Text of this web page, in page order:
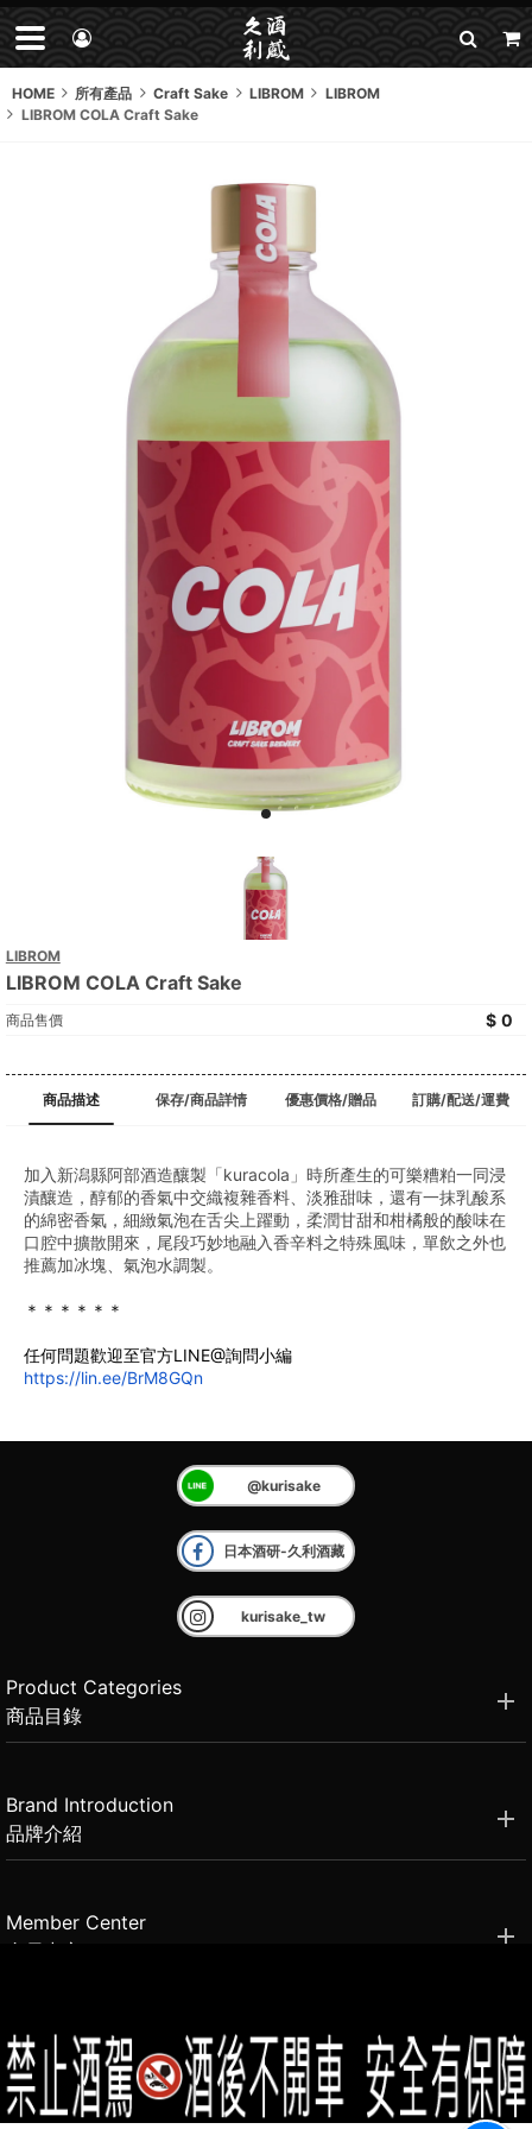
HOME 所有產品 Craft Sake LIBROM
LIBROM
LIBROM COLA Craft Sake
LIBROM
LIBROM COLA Craft Sake
商品售價 0
商品描述 保存/商品詳情 優惠價格/贈品 訂購/配送/運費
加入新潟縣阿部酒造釀製「kuracola」時所產生的可樂糟粕一同浸
漬釀造，醇郁的香氣中交織複雜香料、淡雅甜味，還有一抹乳酸系
的綿密香氣，細緻氣泡在舌尖上躍動，柔潤甘甜和柑橘般的酸味在
口腔中擴散開來，尾段巧妙地融入香辛料之特殊風味，單飲之外也
推薦加冰塊、氣泡水調製。
﻿＊＊＊＊＊＊
任何問題歡迎至官方LINE@詢問小編
https://lin.ee/BrM8GQn
@kurisake
日本酒研-久利酒藏
kurisake_tw
Product Categories
商品目錄
Brand Introduction
品牌介紹
Member Center
會員中心
2021思橙國際有限公司 版權所有 禁止轉貼節錄 All rights reserved.